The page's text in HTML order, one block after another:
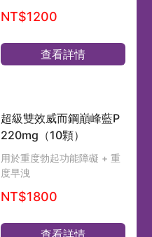
NT$1200
查看詳情
超級雙效威而鋼巔峰藍P
220mg（10顆）
用於重度勃起功能障礙 + 重
度早洩
NT$1800